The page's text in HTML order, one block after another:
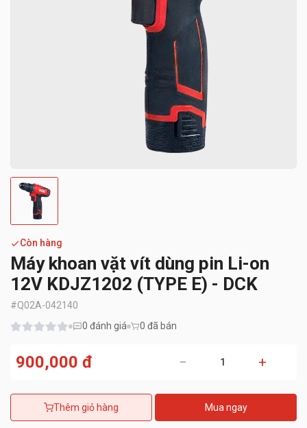
Còn hàng
Máy khoan vặt vít dùng pin Li-on
12V KDJZ1202 (TYPE E) - DCK
#Q02A-042140
0 đánh giá 0 đã bán
900,000 đ − +
Thêm giỏ hàng Mua ngay